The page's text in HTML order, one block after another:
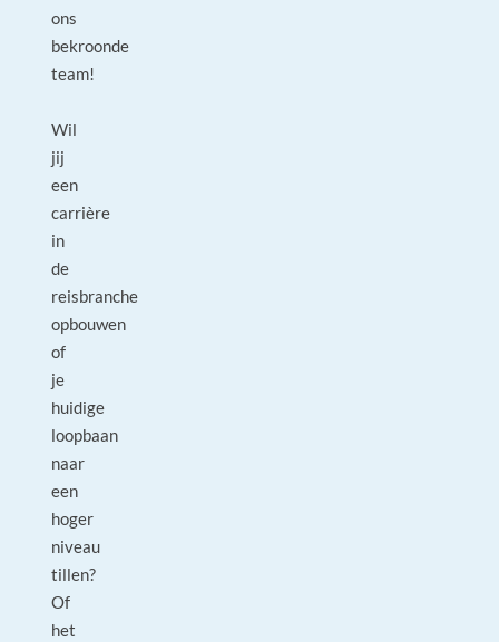
ons
bekroonde
team!
Wil
jij
een
carrière
in
de
reisbranche
opbouwen
of
je
huidige
loopbaan
naar
een
hoger
niveau
tillen?
Of
het